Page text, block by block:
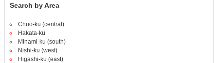
Search by Area
Chuo-ku (central)
Hakata-ku
Minami-ku (south)
Nishi-ku (west)
Higashi-ku (east)